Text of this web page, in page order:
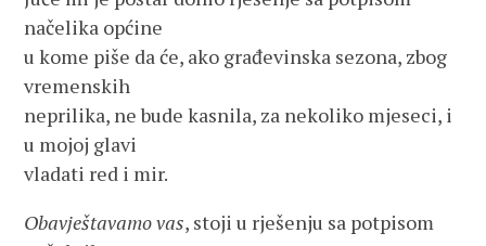
načelika općine
u kome piše da će, ako građevinska sezona, zbog
vremenskih
neprilika, ne bude kasnila, za nekoliko mjeseci, i
u mojoj glavi
vladati red i mir.
Obavještavamo vas, stoji u rješenju sa potpisom